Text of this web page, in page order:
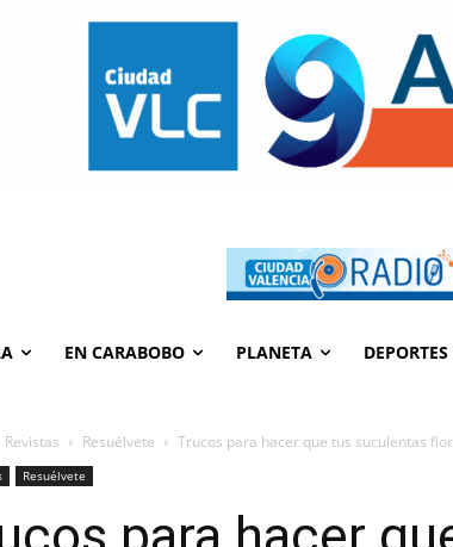
EN CARABOBO PLANETA DEPORTES
Revistas Resuélvete Trucos para hacer que tus suculentas
Resuélvete